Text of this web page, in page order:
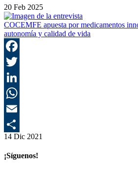
20 Feb 2025
COCEMFE apuesta por medicamentos
autonomía y calidad de vida
14 Dic 2021
¡Síguenos!